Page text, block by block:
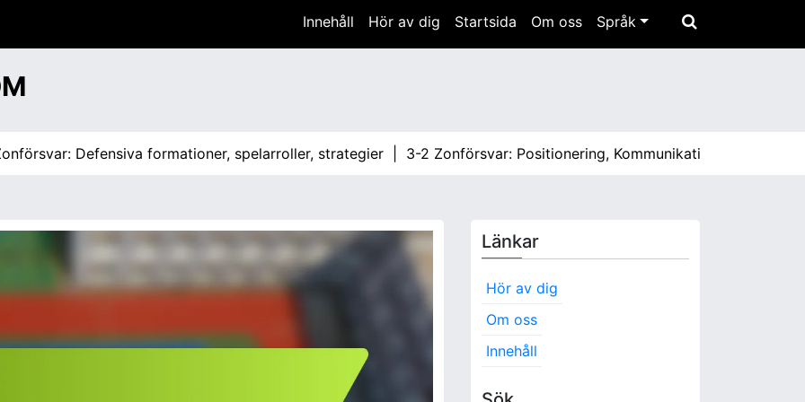
Innehåll Hör av dig Startsida Om oss Språk
Defensiva formationer, spelarroller, strategier |3-2 Zonförsvar: Positionering, Kommunikation, Rotationer |
Länkar
Hör av dig
Om oss
Innehåll